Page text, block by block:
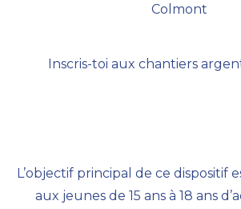
Colmont
Inscris-toi aux chantiers
L’objectif principal de ce dispositif
aux jeunes de 15 ans à 18 ans